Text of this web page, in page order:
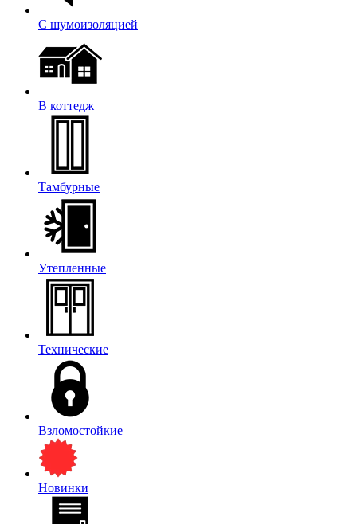
С шумоизоляцией
В коттедж
Тамбурные
Утепленные
Технические
Взломостойкие
Новинки